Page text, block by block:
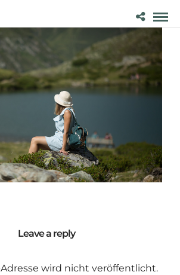
Leave a reply
wird nicht veröffentlicht.